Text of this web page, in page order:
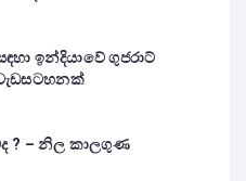
ඉන්දියාවේ ගුජරාට්
? – නිල කාලගුණ